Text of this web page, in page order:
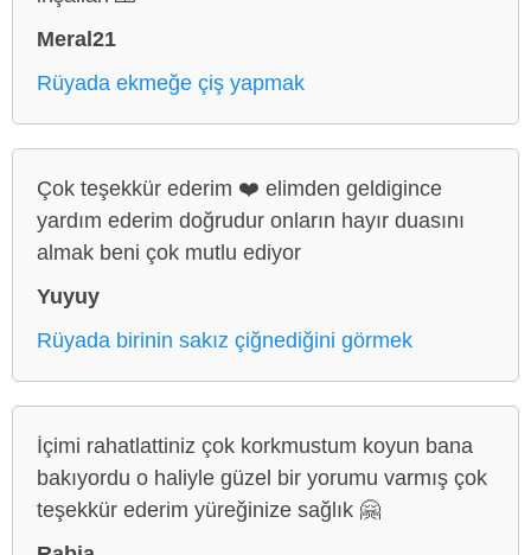
Meral21
Rüyada ekmeğe çiş yapmak
Çok teşekkür ederim ❤️ elimden geldigince
yardım ederim doğrudur onların hayır duasını
almak beni çok mutlu ediyor
Yuyuy
Rüyada birinin sakız çiğnediğini görmek
İçimi rahatlattiniz çok korkmustum koyun bana
bakıyordu o haliyle güzel bir yorumu varmış çok
teşekkür ederim yüreğinize sağlık 🤗